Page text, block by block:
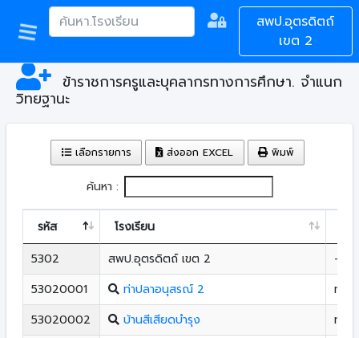
สพป.อุตรดิตถ์
เขต 2
ข้าราชการครูและบุคลากรทางการศึกษา. จำแนก
วิทยฐานะ
เลือกรายการ ส่งออก EXCEL พิมพ์
ค้นหา :
รหัส โรงเรียน
5302
สพป.อุตรดิตถ์ เขต 2
-
53020001
ท่าปลาอนุสรณ์ 2
ท่าป
53020002
บ้านสีเสียดบํารุง
ท่าป